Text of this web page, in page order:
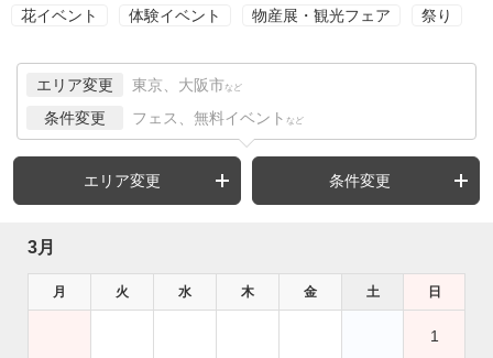
花イベント 体験イベント 物産展・観光フェア 祭り
エリア変更 東京、大阪市 など
条件変更 フェス、無料イベント など
エリア変更 条件変更
3月
月 火 水 木 金 土 日
1